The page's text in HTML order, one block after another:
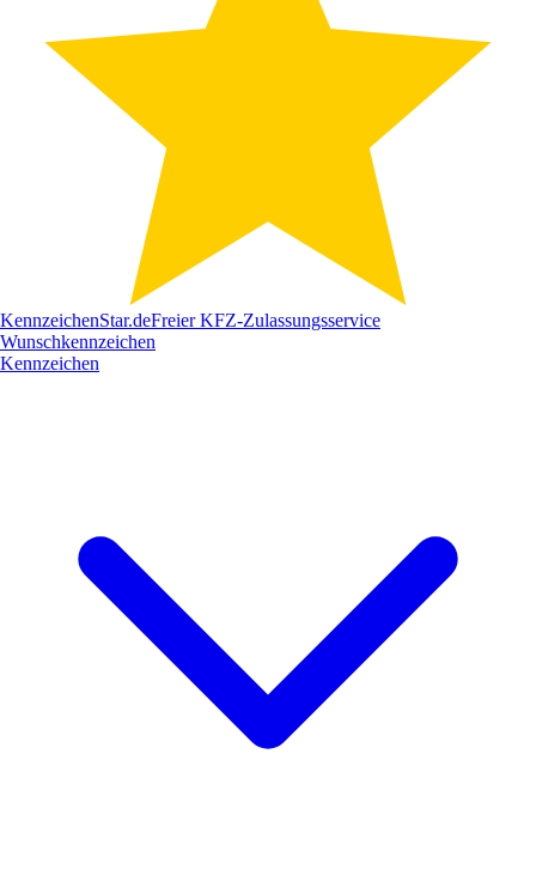
KennzeichenStar.deFreier KFZ-Zulassungsservice
Wunschkennzeichen
Kennzeichen